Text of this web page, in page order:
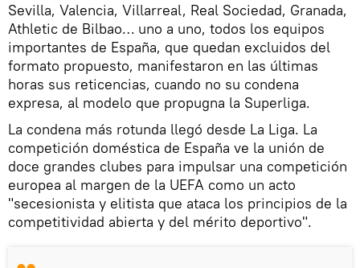
Sevilla, Valencia, Villarreal, Real Sociedad, Granada,
Athletic de Bilbao… uno a uno, todos los equipos
importantes de España, que quedan excluidos del
formato propuesto, manifestaron en las últimas
horas sus reticencias, cuando no su condena
expresa, al modelo que propugna la Superliga.
La condena más rotunda llegó desde La Liga. La
competición doméstica de España ve la unión de
doce grandes clubes para impulsar una competición
europea al margen de la UEFA como un acto
"secesionista y elitista que ataca los principios de la
competitividad abierta y del mérito deportivo".